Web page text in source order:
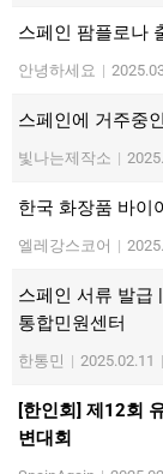
스페인 팜플로나
안녕하세요 |
스페인에 거주중
빛나는제작소 |
한국 화장품 바이
엘레강스코어 |
스페인 서류 발급
통합민원센터
한통민 | 2025.02.11 |
[한인회] 제12회
변대회